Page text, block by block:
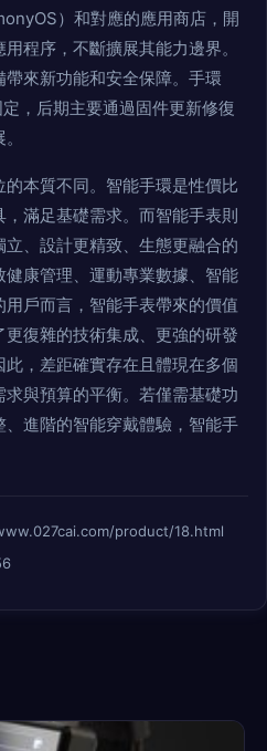
）和對應的應用商店，開
程序，不斷擴展其能力邊界。
來新功能和安全保障。手環
，后期主要通過固件更新修復
本質不同。智能手環是性價比
滿足基礎需求。而智能手表則
、設計更精致、生態更融合的
康管理、運動專業數據、智能
戶而言，智能手表帶來的價值
復雜的技術集成、更強的研發
，差距確實存在且體現在多個
與預算的平衡。若僅需基礎功
進階的智能穿戴體驗，智能手
product/18.html